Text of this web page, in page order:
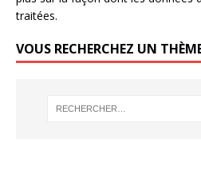
traitées.
VOUS RECHERCHEZ UN